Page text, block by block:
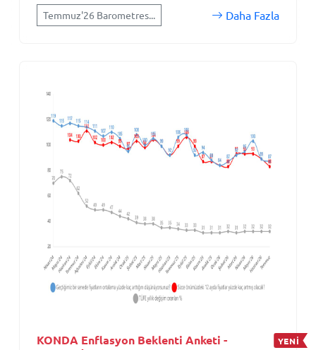
Temmuz'26 Barometres... Daha Fazla
KONDA Enflasyon Beklenti Anketi -
YENİ